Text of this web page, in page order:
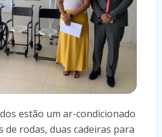
estão um ar-condicionado
de rodas, duas cadeiras para